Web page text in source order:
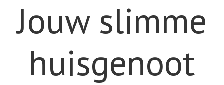
Jouw slimme
huisgenoot